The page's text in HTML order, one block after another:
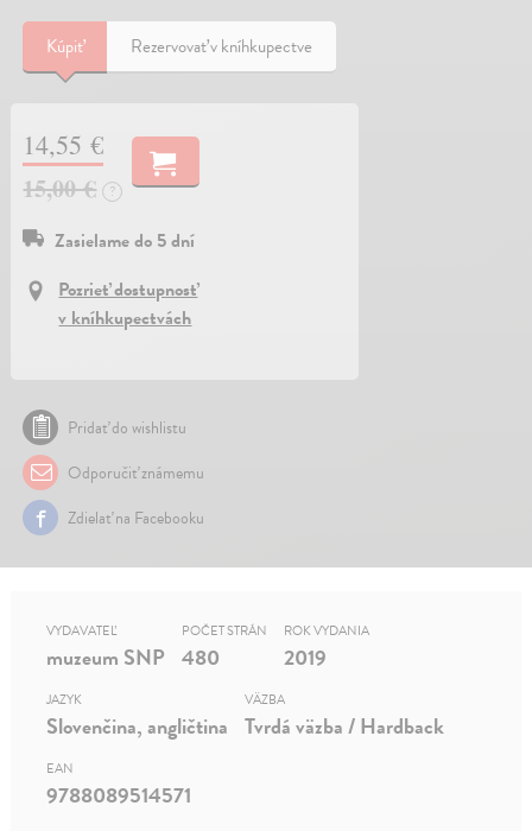
Kúpiť Rezervovať v kníhkupectve
14,55 €
15,00 €
?
Zasielame do 5 dní
Pozrieť dostupnosť
v kníhkupectvách
Pridať do wishlistu
Odporučiť známemu
Zdielať na Facebooku
VYDAVATEĽ
muzeum SNP
POČET STRÁN
480
ROK VYDANIA
2019
JAZYK
Slovenčina, angličtina
VÄZBA
Tvrdá väzba / Hardback
EAN
9788089514571